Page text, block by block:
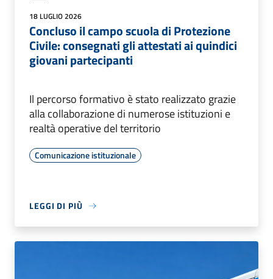
18 LUGLIO 2026
Concluso il campo scuola di Protezione
Civile: consegnati gli attestati ai quindici
giovani partecipanti
Il percorso formativo è stato realizzato grazie
alla collaborazione di numerose istituzioni e
realtà operative del territorio
Comunicazione istituzionale
LEGGI DI PIÙ